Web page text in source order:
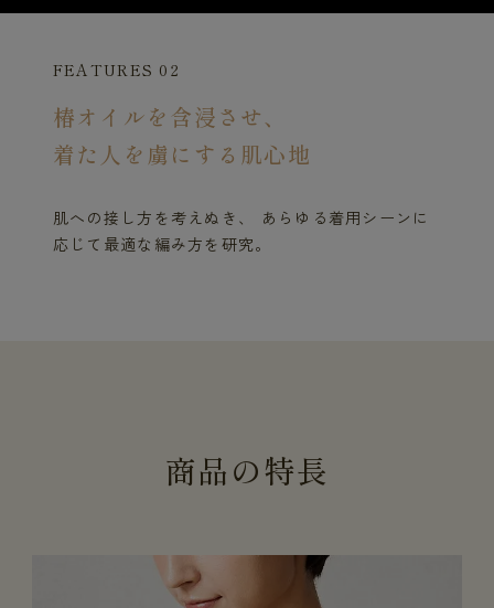
FEATURES 02
椿オイルを含浸させ、
着た人を虜にする肌心地
肌への接し方を考えぬき、 あらゆる着用シーンに
応じて最適な編み方を研究。
商品の特長